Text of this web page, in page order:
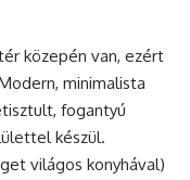
közepén van, ezért
minimalista
fogantyú
készül.
világos konyhával)